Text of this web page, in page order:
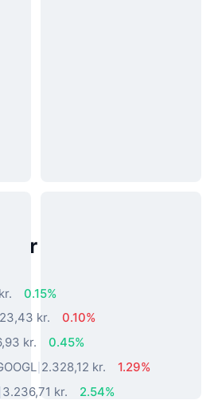
fra den virkelige
0.15%
kr.
0.10%
kr.
0.45%
2.328,12 kr.
1.29%
3.236,71 kr.
2.54%